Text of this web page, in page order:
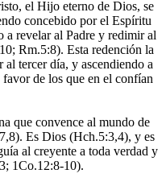
el Hijo eterno de Dios, se
concebido por el Espíritu
a revelar al Padre y redimir al
Rm.5:8). Esta redención la
tercer día, y ascendiendo a
de los que en el confían
que convence al mundo de
Es Dios (Hch.5:3,4), y es
al creyente a toda verdad y
1Co.12:8-10).